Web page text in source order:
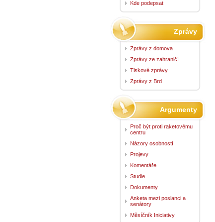
Kde podepsat
Zprávy
Zprávy z domova
Zprávy ze zahraničí
Tiskové zprávy
Zprávy z Brd
Argumenty
Proč být proti raketovému
centru
Názory osobností
Projevy
Komentáře
Studie
Dokumenty
Anketa mezi poslanci a
senátory
Měsíčník Iniciativy